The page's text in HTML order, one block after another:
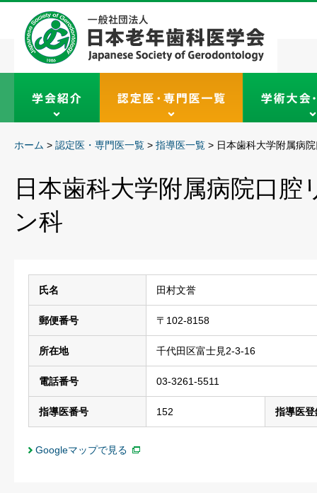
ホーム > 認定医・専門医一覧 > 指導医一覧 > 日本歯科大学附属病
日本歯科大学附属病院口
ン科
氏名 田村文誉
郵便番号 〒102-8158
所在地 千代田区富士見2-3-16
電話番号 03-3261-5511
指導医番号 152 指導医登
Googleマップで見る